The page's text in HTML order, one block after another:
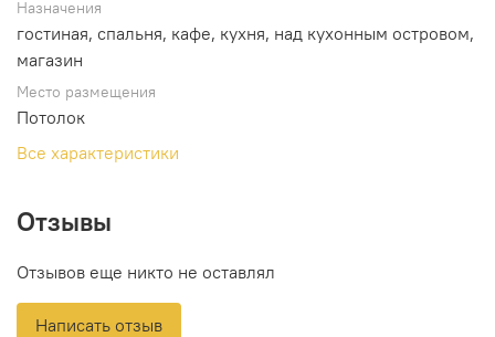
Назначения
гостиная, спальня, кафе, кухня, над кухонным островом,
магазин
Место размещения
Потолок
Все характеристики
Отзывы
Отзывов еще никто не оставлял
Написать отзыв